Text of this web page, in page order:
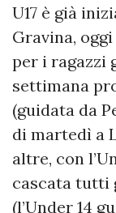
U17 è già
Gravina,
per i ragazzi
settimana
(guidata da
di martedì a
altre, con
cascata tutti
(l’Under 14